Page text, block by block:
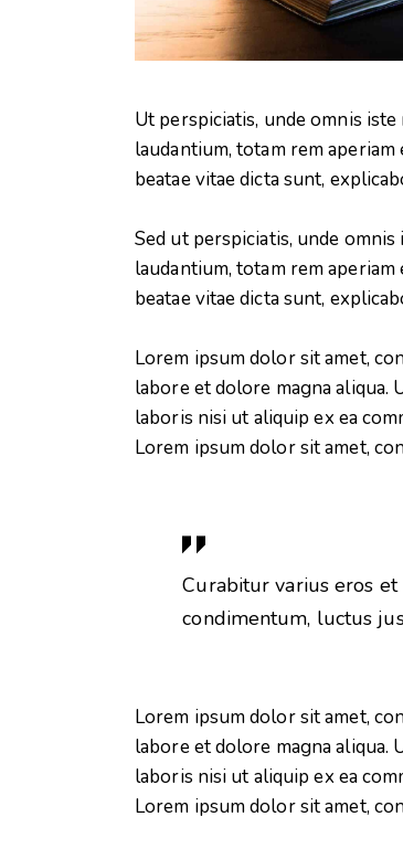
Ut perspiciatis, unde omnis
laudantium, totam rem
beatae vitae dicta sunt,
Sed ut perspiciatis, unde
laudantium, totam rem
beatae vitae dicta sunt,
Lorem ipsum dolor sit amet,
labore et dolore magna aliqua.
laboris nisi ut aliquip ex ea
Lorem ipsum dolor sit amet,
Curabitur varius eros
condimentum, luctus
Lorem ipsum dolor sit amet,
labore et dolore magna aliqua.
laboris nisi ut aliquip ex ea
Lorem ipsum dolor sit amet,